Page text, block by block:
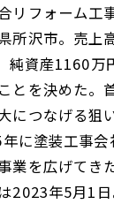
リフォーム工
所沢市。売上
資産1160万
とを決めた。
につなげる狙
に塗装工事会
業を広げてき
2023年5月1日